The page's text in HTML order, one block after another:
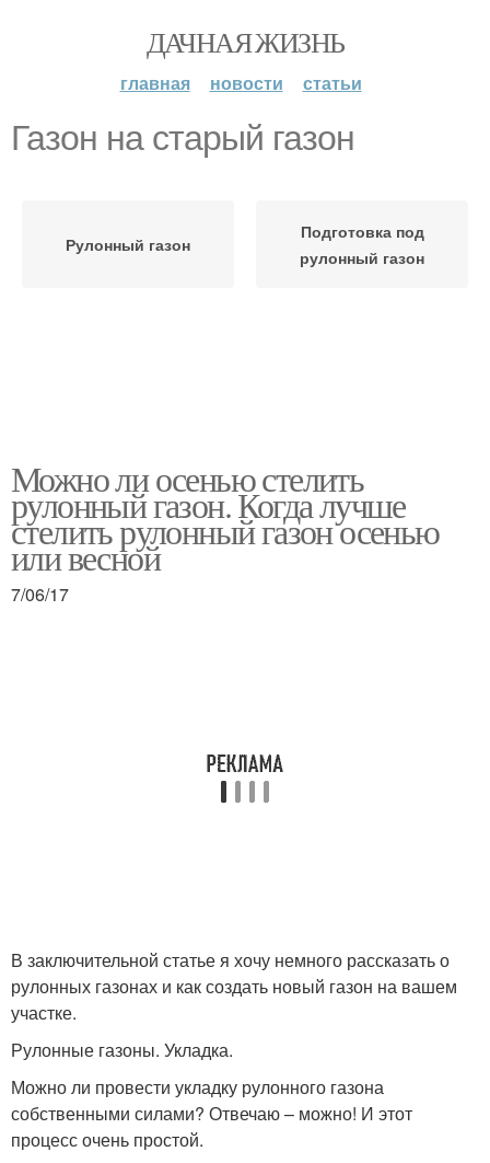
ДАЧНАЯ ЖИЗНЬ
главная новости статьи
Газон на старый газон
Рулонный газон
Подготовка под
рулонный газон
Можно ли осенью стелить
рулонный газон. Когда лучше
стелить рулонный газон осенью
или весной
7/06/17
В заключительной статье я хочу немного рассказать о
рулонных газонах и как создать новый газон на вашем
участке.
Рулонные газоны. Укладка.
Можно ли провести укладку рулонного газона
собственными силами? Отвечаю – можно! И этот
процесс очень простой.